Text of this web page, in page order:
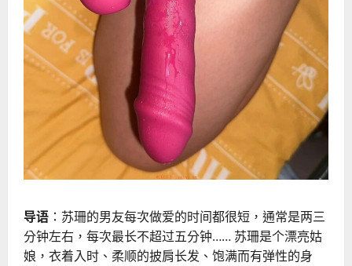
导语 ：苏珊的男友每次做爱的时间都很短，通常是两三
分钟左右，每次最长不超过五分钟…… 苏珊是个漂亮姑
娘，衣着入时、柔顺的披肩长发、饱满而有弹性的身